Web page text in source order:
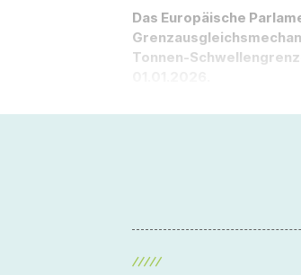
Das Europäische
Tonnen-